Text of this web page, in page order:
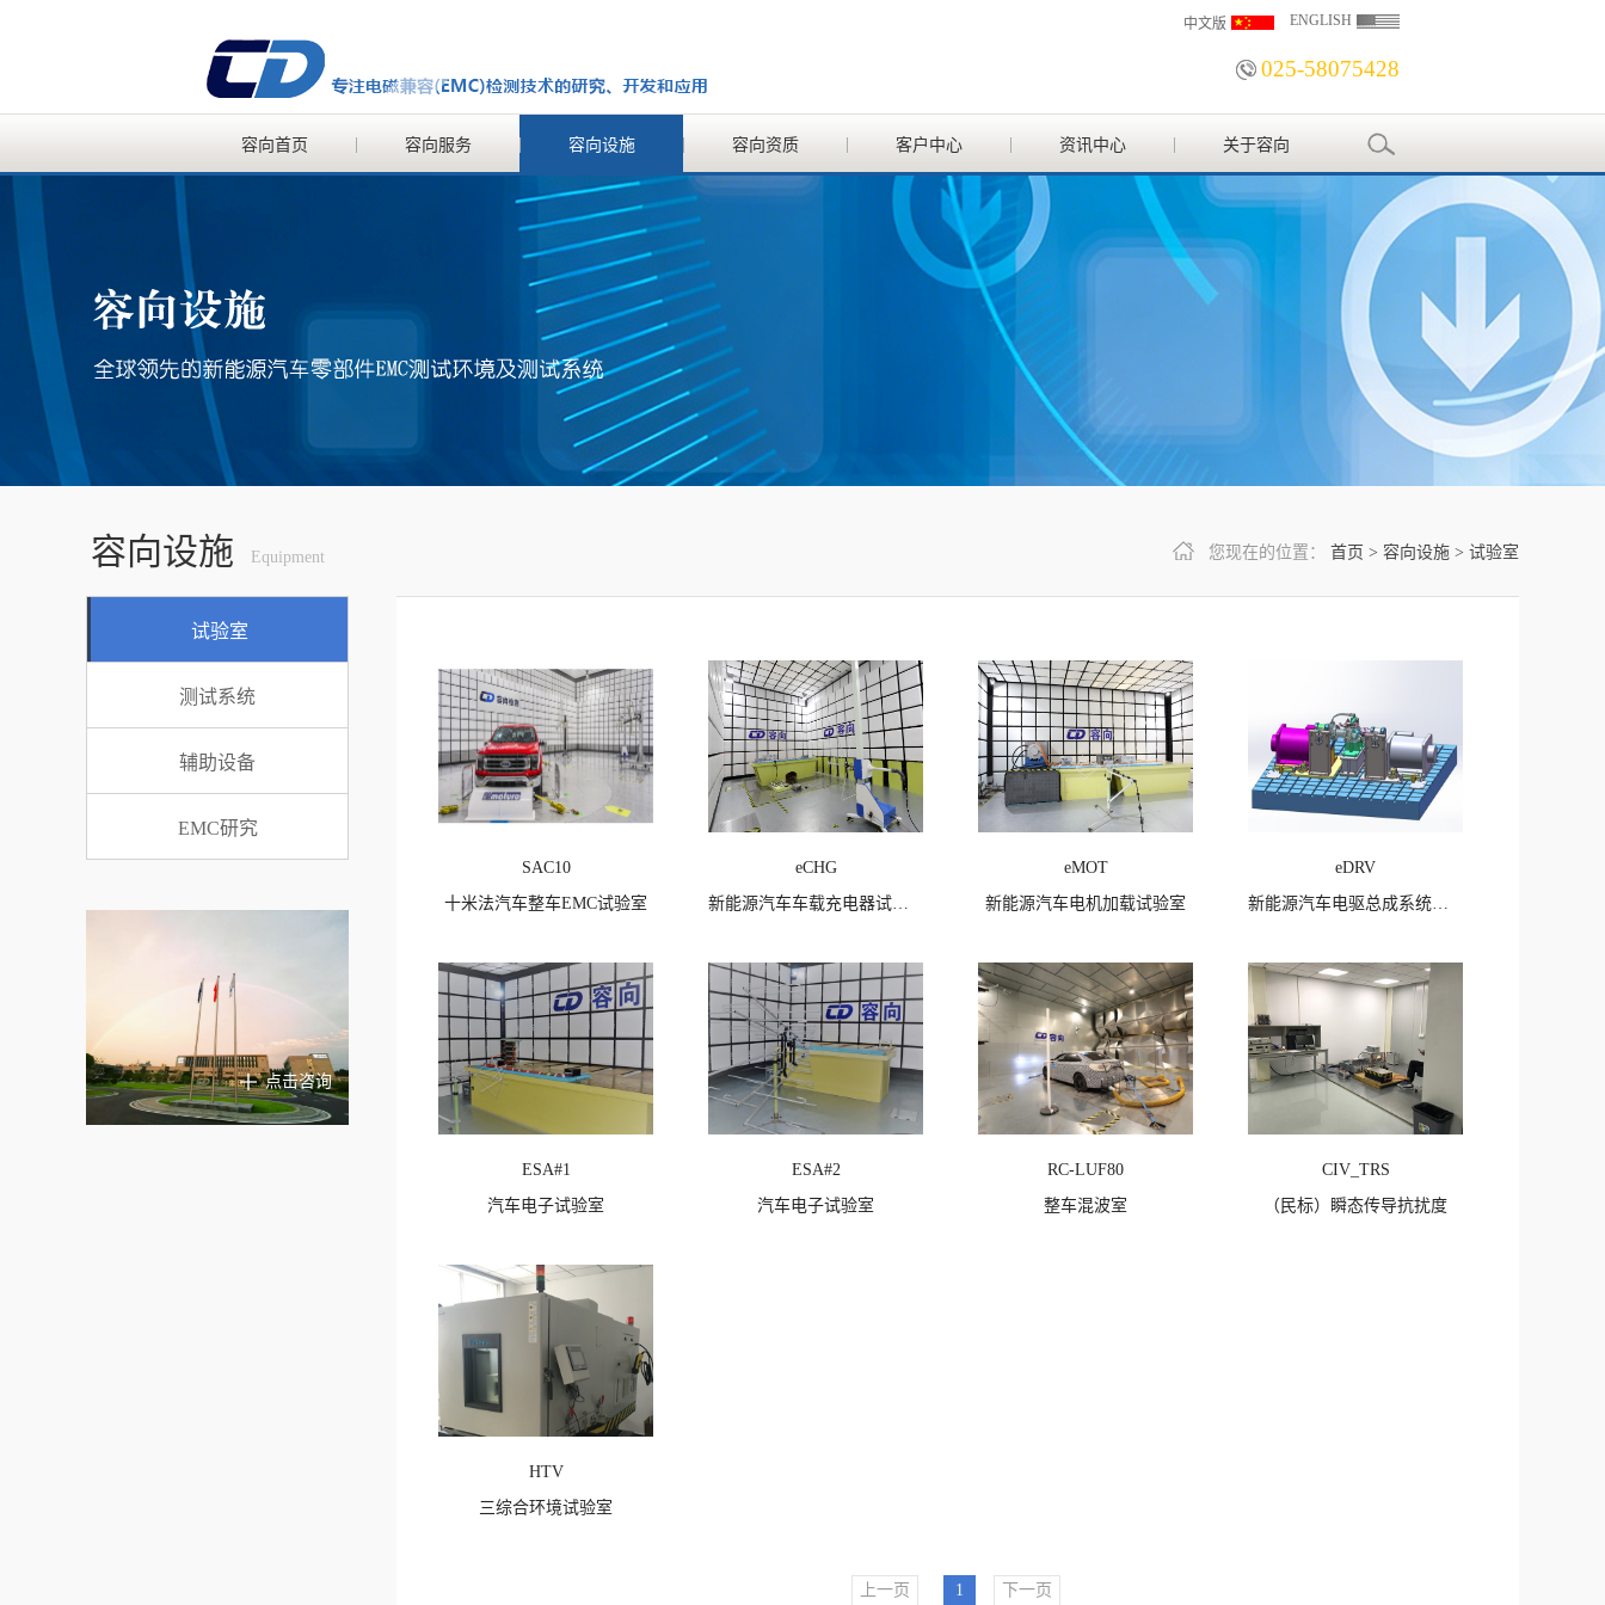
025-58075428
中文版 ENGLISH
容向首页 容向服务 容向设施 容向资质 客户中心 资讯中心 关于容向
容向设施 Equipment
试验室
测试系统
辅助设备
EMC研究
点击咨询
您现在的位置： 首页 > 容向设施 > 试验室
SAC10
十米法汽车整车EMC试验室
点击次数： 978
查看详情
eCHG
新能源汽车车载充电器试验室
点击次数： 875
查看详情
eMOT
新能源汽车电机加载试验室
点击次数： 762
查看详情
eDRV
新能源汽车电驱总成系统加载试验室
点击次数：
查看详情
ESA#1
汽车电子试验室
点击次数：
查看详情
ESA#2
汽车电子试验室
RC-LUF80
整车混波室
CIV_TRS
（民标）瞬态传导抗扰度
HTV
三综合环境试验室
上一页 1 下一页